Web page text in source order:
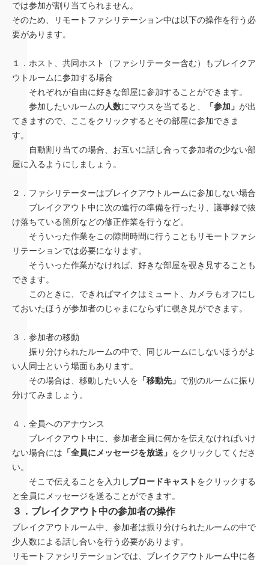
では参加が割り当てられません。
そのため、リモートファシリテーション中は以下の操作を行う必
要があります。
１．ホスト、共同ホスト（ファシリテーター含む）もブレイクア
ウトルームに参加する場合
それぞれが自由に好きな部屋に参加することができます。
参加したいルームの人数にマウスを当てると、 「参加」 が出
てきますので、ここをクリックするとその部屋に参加できま
す。
自動割り当ての場合、お互いに話し合って参加者の少ない部
屋に入るようにしましょう。
２．ファシリテーターはブレイクアウトルームに参加しない場合
ブレイクアウト中に次の進行の準備を行ったり、議事録で抜
け落ちている箇所などの修正作業を行うなど。
そういった作業をこの隙間時間に行うこともリモートファシ
リテーションでは必要になります。
そういった作業がなければ、好きな部屋を覗き見することも
できます。
このときに、できればマイクはミュート、カメラもオフにし
ておいたほうが参加者のじゃまにならずに覗き見ができます。
３．参加者の移動
振り分けられたルームの中で、同じルームにしないほうがよ
い人同士という場面もあります。
その場合は、移動したい人を 「移動先」 で別のルームに振り
分けてみましょう。
４．全員へのアナウンス
ブレイクアウト中に、参加者全員に何かを伝えなければいけ
ない場合には 「全員にメッセージを放送」 をクリックしてくださ
い。
そこで伝えることを入力しブロードキャストをクリックする
と全員にメッセージを送ることができます。
３．ブレイクアウト中の参加者の操作
ブレイクアウトルーム中、参加者は振り分けられたルームの中で
少人数による話し合いを行う必要があります。
リモートファシリテーションでは、ブレイクアウトルーム中に各